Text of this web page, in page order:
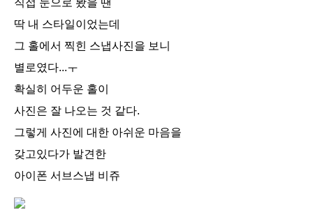
직접 눈으로 봤을 땐
딱 내 스타일이었는데
그 홀에서 찍힌 스냅사진을 보니
별로였다...ㅜ
확실히 어두운 홀이
사진은 잘 나오는 것 같다.
그렇게 사진에 대한 아쉬운 마음을
갖고있다가 발견한
아이폰 서브스냅 비쥬